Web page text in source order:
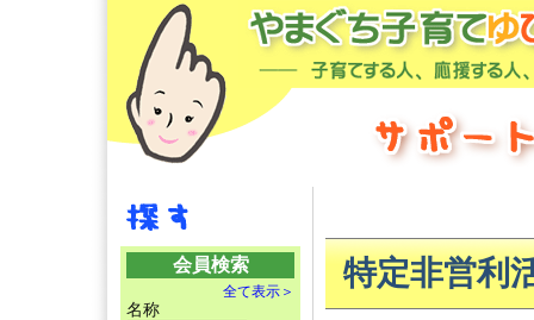
会員検索
全て表示＞
名称
特定非営利